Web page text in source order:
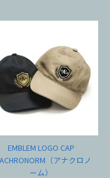
EMBLEM LOGO CAP
（アナクロノ
ーム）